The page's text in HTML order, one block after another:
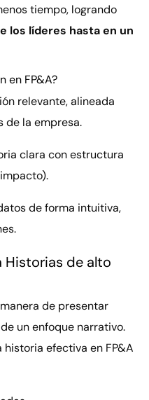
tiempo, logrando
los líderes hasta en un
en FP&A?
relevante, alineada
de la empresa.
clara con estructura
de forma intuitiva,
Historias de alto
de presentar
un enfoque narrativo.
efectiva en FP&A